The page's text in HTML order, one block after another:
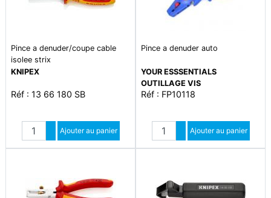
Pince a denuder/coupe cable
isolee strix
KNIPEX
Réf : 13 66 180 SB
Quantité
Augmenter quantité
Diminuer quantité
Ajouter au panier
Pince a denuder auto
YOUR ESSSENTIALS
OUTILLAGE VIS
Réf : FP10118
Quantité
Augmenter quantité
Diminuer quantité
Ajouter au panier